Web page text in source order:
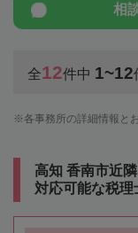
相
全12件中 1~12
各事務所の詳細情報と
高知 香南市近
対応可能な税理